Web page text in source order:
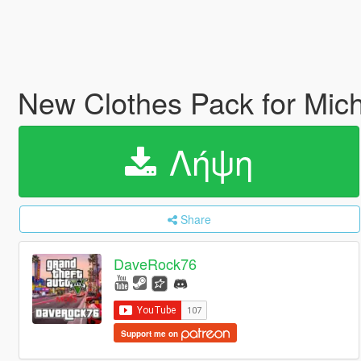
New Clothes Pack for
Λήψη
Share
DaveRock76
Support me on